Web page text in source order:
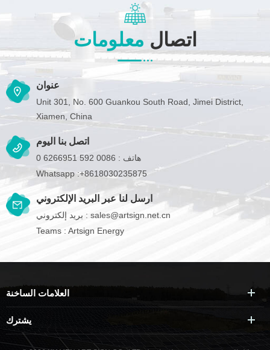
اتصال معلومات
عنوان
Unit 301, No. 600 Guankou South Road, Jimei District,
Xiamen, China
اتصل بنا اليوم
هاتف : 0086 592 6266951 0
Whatsapp :+8618030235875
ارسل لنا عبر البريد الإلكتروني
بريد إلكتروني : sales@artsign.net.cn
Teams : Artsign Energy
العلامات الساخنة
يشترك